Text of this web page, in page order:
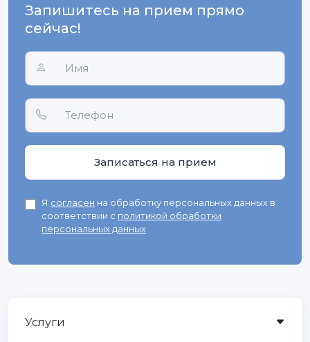
Запишитесь на прием прямо
сейчас!
Я согласен на обработку персональных данных в
соответствии с политикой обработки
персональных данных
Услуги